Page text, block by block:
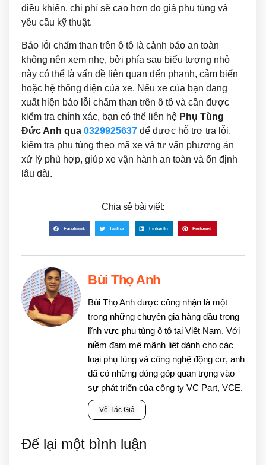
điều khiển, chi phí sẽ cao hơn do giá phụ tùng và
yêu cầu kỹ thuật.
Báo lỗi chấm than trên ô tô là cảnh báo an toàn
không nên xem nhẹ, bởi phía sau biểu tượng nhỏ
này có thể là vấn đề liên quan đến phanh, cảm biến
hoặc hệ thống điện của xe. Nếu xe của bạn đang
xuất hiện báo lỗi chấm than trên ô tô và cần được
kiểm tra chính xác, bạn có thể liên hệ Phụ Tùng
Đức Anh qua 0329925637 để được hỗ trợ tra lỗi,
kiểm tra phụ tùng theo mã xe và tư vấn phương án
xử lý phù hợp, giúp xe vận hành an toàn và ổn định
lâu dài.
Chia sẻ bài viết:
Facebook Twitter LinkedIn Pinterest
Bùi Thọ Anh
Bùi Thọ Anh được công nhận là một
trong những chuyên gia hàng đầu trong
lĩnh vực phụ tùng ô tô tại Việt Nam. Với
niềm đam mê mãnh liệt dành cho các
loại phụ tùng và công nghệ động cơ, anh
đã có những đóng góp quan trọng vào
sự phát triển của công ty VC Part, VCE.
Về Tác Giả
Để lại một bình luận